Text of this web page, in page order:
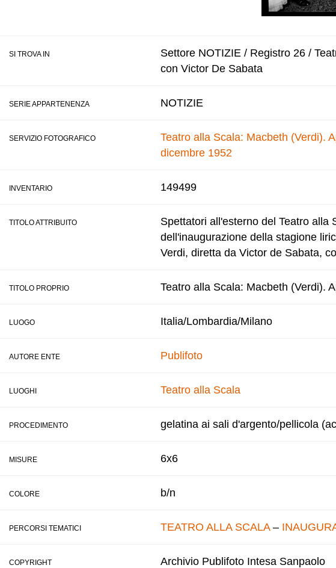
SI TROVA IN
Settore NOTIZIE / Registro 26 /
con Victor De Sabata
SERIE APPARTENENZA NOTIZIE
SERVIZIO FOTOGRAFICO
Teatro alla Scala: Macbeth (Verdi).
dicembre 1952
INVENTARIO 149499
TITOLO ATTRIBUITO
Spettatori all'esterno del Teatro alla
dell'inaugurazione della stagione
Verdi, diretta da Victor de Sabata,
TITOLO PROPRIO Teatro alla Scala: Macbeth (Verdi).
LUOGO Italia/Lombardia/Milano
AUTORE ENTE Publifoto
LUOGHI Teatro alla Scala
PROCEDIMENTO gelatina ai sali d'argento/pellicola
MISURE 6x6
COLORE b/n
PERCORSI TEMATICI TEATRO ALLA SCALA–
COPYRIGHT Archivio Publifoto Intesa Sanpaolo